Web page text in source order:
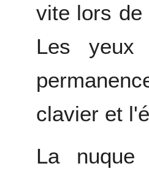
vite lors de
Les yeux
clavier et
La nuque